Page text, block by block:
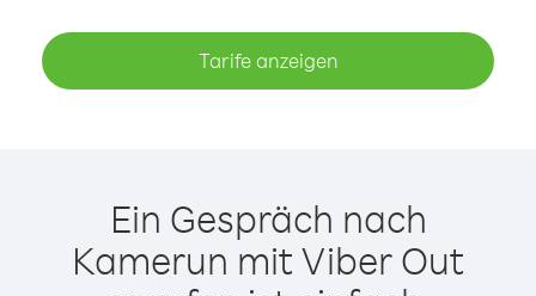
Tarife anzeigen
Ein Gespräch nach
Kamerun mit Viber Out